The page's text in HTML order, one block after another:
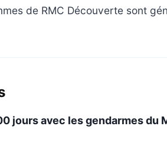
de RMC Découverte sont
jours avec les gendarmes du